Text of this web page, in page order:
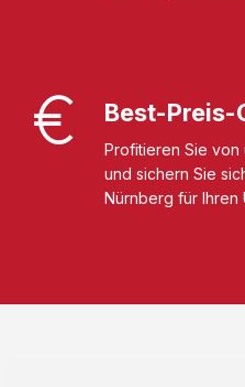
Best-Preis-
Profitieren Sie von
und sichern Sie
Nürnberg für Ihren